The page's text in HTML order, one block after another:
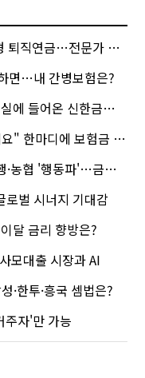
연금…전문가 조언은
면…내 간병보험은?
들어온 신한금융 AI
에 보험금 못 받을 뻔?
동파'…금감원 '신중모드'
벌 시너지 기대감
달 금리 향방은?
모대출 시장과 AI
·한투·흥국 셈법은?
주자'만 가능